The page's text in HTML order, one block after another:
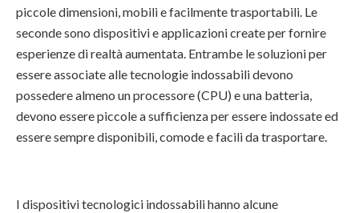
piccole dimensioni, mobili e facilmente trasportabili. Le
seconde sono dispositivi e applicazioni create per fornire
esperienze di realtà aumentata. Entrambe le soluzioni per
essere associate alle tecnologie indossabili devono
possedere almeno un processore (CPU) e una batteria,
devono essere piccole a sufficienza per essere indossate ed
essere sempre disponibili, comode e facili da trasportare.
I dispositivi tecnologici indossabili hanno alcune